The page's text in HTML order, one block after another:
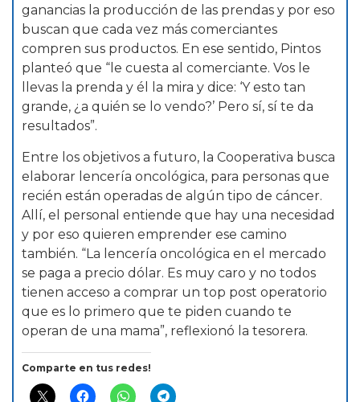
ganancias la producción de las prendas y por eso
buscan que cada vez más comerciantes
compren sus productos. En ese sentido, Pintos
planteó que “le cuesta al comerciante. Vos le
llevas la prenda y él la mira y dice: ‘Y esto tan
grande, ¿a quién se lo vendo?’ Pero sí, sí te da
resultados”.
Entre los objetivos a futuro, la Cooperativa busca
elaborar lencería oncológica, para personas que
recién están operadas de algún tipo de cáncer.
Allí, el personal entiende que hay una necesidad
y por eso quieren emprender ese camino
también. “La lencería oncológica en el mercado
se paga a precio dólar. Es muy caro y no todos
tienen acceso a comprar un top post operatorio
que es lo primero que te piden cuando te
operan de una mama”, reflexionó la tesorera.
Comparte en tus redes!